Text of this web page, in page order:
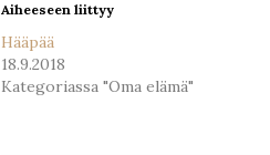
Aiheeseen liittyy
Hääpää
18.9.2018
Kategoriassa "Oma elämä"